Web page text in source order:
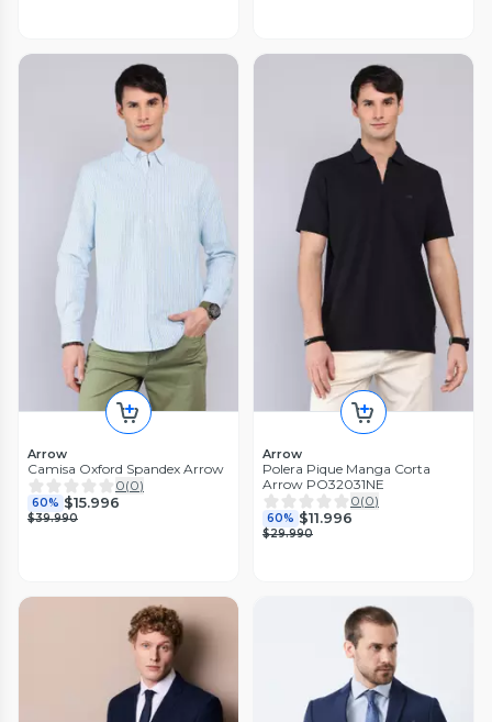
Arrow
Camisa Oxford Spandex Arrow
0(0)
60% $15.996
$39.990
Arrow
Polera Pique Manga Corta
Arrow PO32031NE
0(0)
60% $11.996
$29.990